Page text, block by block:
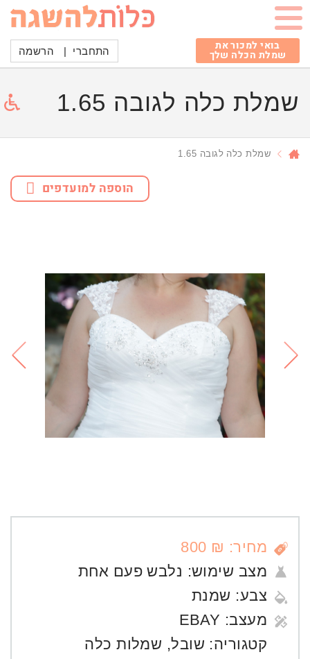
בואי למכור את
שמלת הכלה שלך התחברי | הרשמה
שמלת כלה לגובה 1.65
שמלת כלה לגובה 1.65
הוספה למועדפים
מחיר: ₪ 800
מצב שימוש: נלבש פעם אחת
צבע: שמנת
מעצב: EBAY
קטגוריה: שובל, שמלות כלה